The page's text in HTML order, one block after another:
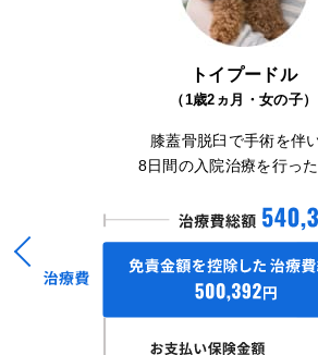
トイプードル
（1歳2ヵ月・女の子）
膝蓋骨脱臼で手術を伴い
8日間の入院治療を行っ